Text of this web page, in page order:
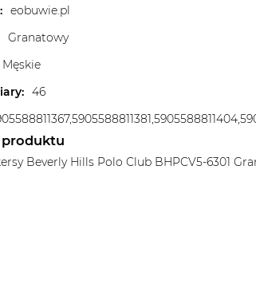
: eobuwie.pl
Granatowy
Męskie
: 46
produktu
Beverly Hills Polo Club BHPCV5-6301